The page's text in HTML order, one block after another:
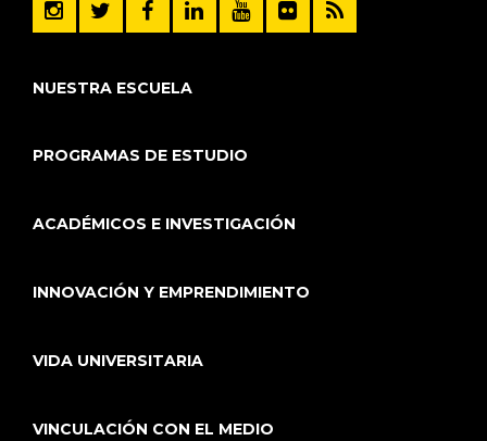
NUESTRA ESCUELA
PROGRAMAS DE ESTUDIO
ACADÉMICOS E INVESTIGACIÓN
INNOVACIÓN Y EMPRENDIMIENTO
VIDA UNIVERSITARIA
VINCULACIÓN CON EL MEDIO